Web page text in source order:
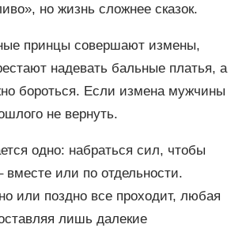
но жизнь сложнее сказок.
принцы совершают измены,
надевать бальные платья, а
бороться. Если измена мужчины
не вернуть.
одно: набраться сил, чтобы
вместе или по отдельности.
или поздно все проходит, любая
лишь далекие